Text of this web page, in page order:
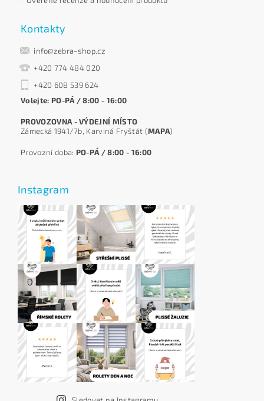
Kontakty
info@zebra-shop.cz
+420 774 484 020
+420 608 539 624
Volejte: PO-PÁ / 8:00 - 16:00
PROVOZOVNA - VÝDEJNÍ MÍSTO
Zámecká 1941/7b, Karviná Fryštát (MAPA)
Provozní doba: PO-PÁ / 8:00 - 16:00
Instagram